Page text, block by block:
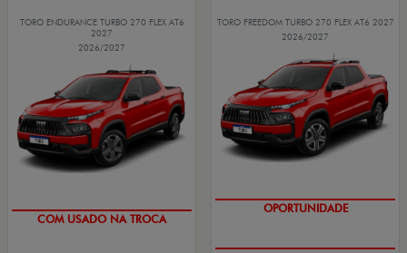
TORO ENDURANCE TURBO 270 FLEX AT6
2027
2026/2027
COM USADO NA TROCA
TORO FREEDOM TURBO 270 FLEX AT6 2027
2026/2027
OPORTUNIDADE